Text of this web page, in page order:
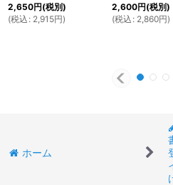
2,650円(税別)
(税込 : 2,915円)
2,600円(税別)
(税込 : 2,860円)
ホーム